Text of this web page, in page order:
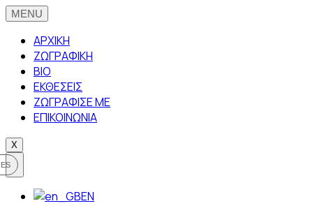
ΑΡΧΙΚΗ
ΖΩΓΡΑΦΙΚΗ
BIO
ΕΚΘΕΣΕΙΣ
ΖΩΓΡΑΦΙΣΕ ΜΕ
ΕΠΙΚΟΙΝΩΝΙΑ
X
EN